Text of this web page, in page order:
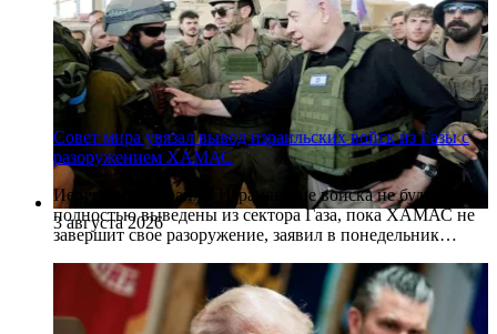
3 августа 2026
Совет мира увязал вывод израильских войск из Газы с
разоружением ХАМАС
Иерусалим, Израиль. Израильские войска не будут
полностью выведены из сектора Газа, пока ХАМАС не
завершит свое разоружение, заявил в понедельник…